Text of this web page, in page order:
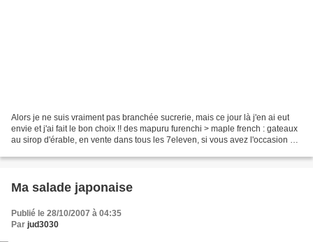
Alors je ne suis vraiment pas branchée sucrerie, mais ce jour là j'en ai eut
envie et j'ai fait le bon choix !! des mapuru furenchi > maple french : gateaux
au sirop d'érable, en vente dans tous les 7eleven, si vous avez l'occasion de
Ma salade japonaise
Publié le 28/10/2007 à 04:35
Par jud3030